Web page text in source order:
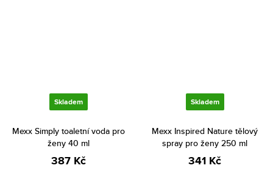
Skladem
Mexx Simply toaletní voda pro
ženy 40 ml
387 Kč
Skladem
Mexx Inspired Nature tělový
spray pro ženy 250 ml
341 Kč